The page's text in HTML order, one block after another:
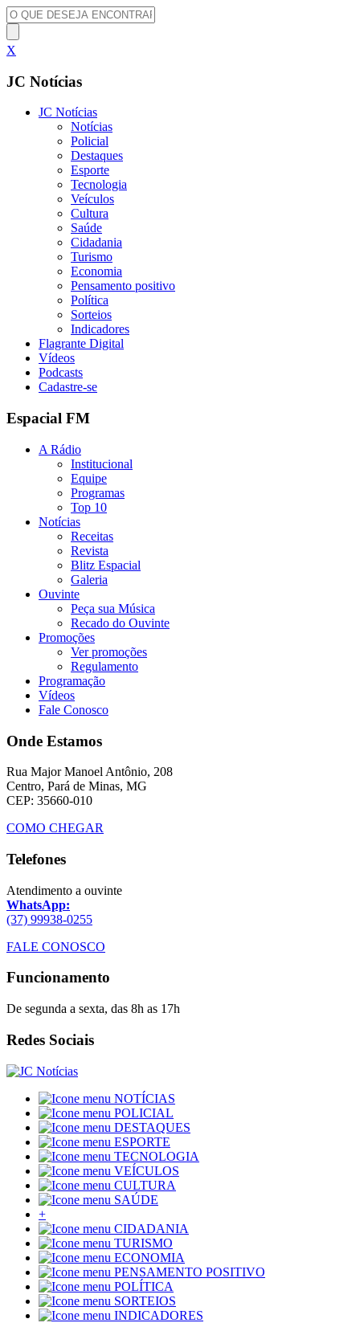
X
JC Notícias
JC Notícias
Notícias
Policial
Destaques
Esporte
Tecnologia
Veículos
Cultura
Saúde
Cidadania
Turismo
Economia
Pensamento positivo
Política
Sorteios
Indicadores
Flagrante Digital
Vídeos
Podcasts
Cadastre-se
Espacial FM
A Rádio
Institucional
Equipe
Programas
Top 10
Notícias
Receitas
Revista
Blitz Espacial
Galeria
Ouvinte
Peça sua Música
Recado do Ouvinte
Promoções
Ver promoções
Regulamento
Programação
Vídeos
Fale Conosco
Onde Estamos
Rua Major Manoel Antônio, 208
Centro, Pará de Minas, MG
CEP: 35660-010
COMO CHEGAR
Telefones
Atendimento a ouvinte
WhatsApp:
(37) 99938-0255
FALE CONOSCO
Funcionamento
De segunda a sexta, das 8h as 17h
Redes Sociais
NOTÍCIAS
POLICIAL
DESTAQUES
ESPORTE
TECNOLOGIA
VEÍCULOS
CULTURA
SAÚDE
+
CIDADANIA
TURISMO
ECONOMIA
PENSAMENTO POSITIVO
POLÍTICA
SORTEIOS
INDICADORES